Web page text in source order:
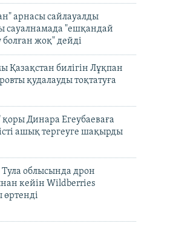
арнасы сайлауалды
сауалнамада "ешқандай
болған жоқ" дейді
Қазақстан билігін Лұқпан
қудалауды тоқтатуға
қоры Динара Егеубаеваға
ашық тергеуге шақырды
Тула облысында дрон
кейін Wildberries
өртенді